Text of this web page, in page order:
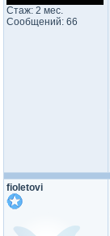
Стаж: 2 мес.
Сообщений: 66
fioletovi